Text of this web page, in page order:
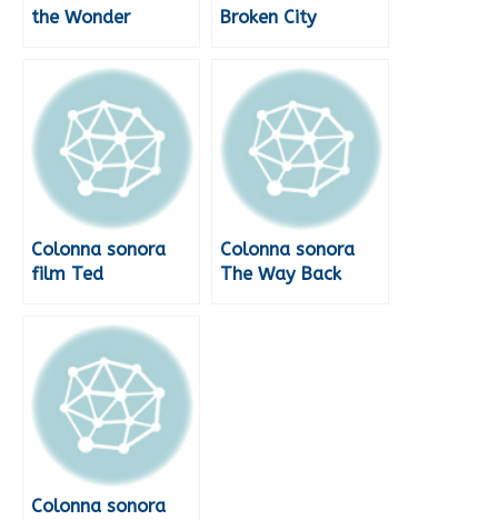
the Wonder
Broken City
Colonna sonora
film Ted
Colonna sonora
The Way Back
Colonna sonora